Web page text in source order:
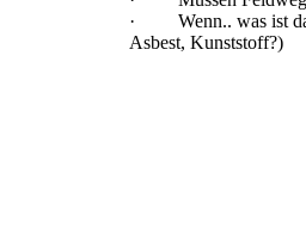
· Wenn.. was ist
Asbest, Kunststoff?)